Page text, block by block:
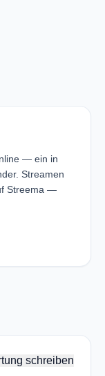
— ein in
Streamen
Streema —
schreiben